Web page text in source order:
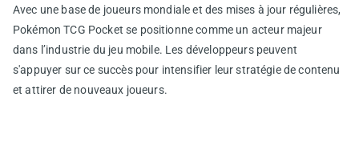
Avec une base de joueurs mondiale et des mises à jour régulières,
Pokémon TCG Pocket se positionne comme un acteur majeur
dans l’industrie du jeu mobile. Les développeurs peuvent
s'appuyer sur ce succès pour intensifier leur stratégie de contenu
et attirer de nouveaux joueurs.